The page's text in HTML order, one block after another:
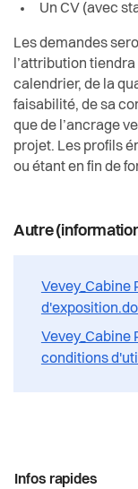
Un CV (avec
Les demandes
l’attribution
calendrier, de la
faisabilité, de sa
que de l’ancrage
projet. Les profils
ou étant en fin de
Autre
Vevey_Cabine
Vevey_Cabine
conditions
Infos rapides